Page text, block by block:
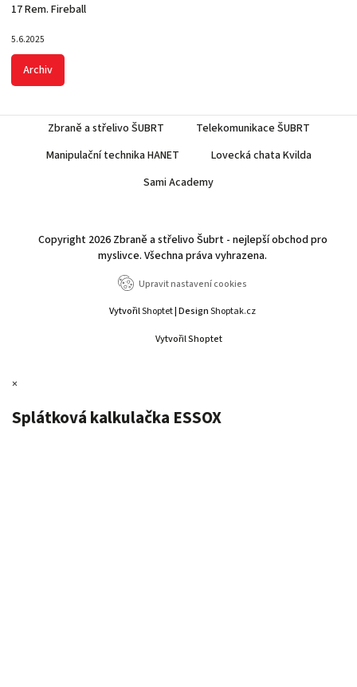
17 Rem. Fireball
5.6.2025
Archiv
Zbraně a střelivo ŠUBRT
Telekomunikace ŠUBRT
Manipulační technika HANET
Lovecká chata Kvilda
Sami Academy
Vytvořil Shoptet
Copyright 2026 Zbraně a střelivo Šubrt - nejlepší obchod pro
myslivce. Všechna práva vyhrazena.
Upravit nastavení cookies
VytvořilShoptet| DesignShoptak.cz
×
Splátková kalkulačka ESSOX